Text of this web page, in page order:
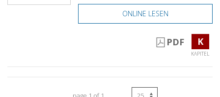
ONLINE LESEN
PDF K
KAPITEL